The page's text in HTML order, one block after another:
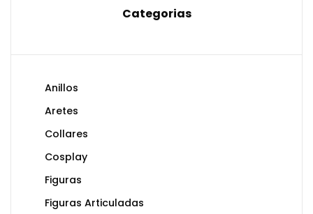
Categorias
Anillos
Aretes
Collares
Cosplay
Figuras
Figuras Articuladas